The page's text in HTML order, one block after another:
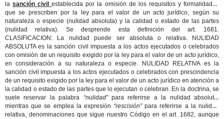
lasanción civilestablecida por la omisión de los requisitos y formalidades
que se prescriben por la ley para el valor de un acto jurídico, según su
naturaleza o especie (nulidad absoluta) y la calidad o estado de las partes
(nulidad relativa). Se desprende esta definición del art. 1681.
CLASIFICACION: La nulidad puede ser absoluta o relativa. NULIDAD
ABSOLUTA es la sanción civil impuesta a los actos ejecutados o celebrados
con omisión de un requisito exigido por la ley para el valor de un acto jurídico,
en consideración a su naturaleza o especie. NULIDAD RELATIVA es la
sanción civil impuesta a los actos ejecutados o celebrados con prescindencia
de un requisito exigido por la ley para el valor de un acto jurídico en atención a
la calidad o estado de las partes que lo ejecutan o celebran. En la doctrina, se
suele reservar la palabra “nulidad”para referirse a la nulidad absoluta,
mientras que se emplea la expresión “rescisión”para referirse a la nulidad
relativa, denominaciones que sigue nuestro Código en el art. 1682, aunque